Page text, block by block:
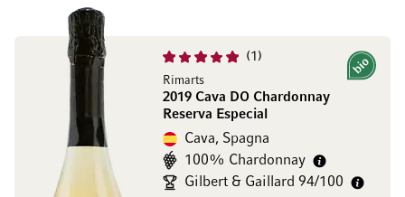
1
Rimarts
2019 Cava DO Chardonnay
Reserva Especial
Bio
Cava, Spagna
100% Chardonnay
Gilbert & Gaillard 94/100